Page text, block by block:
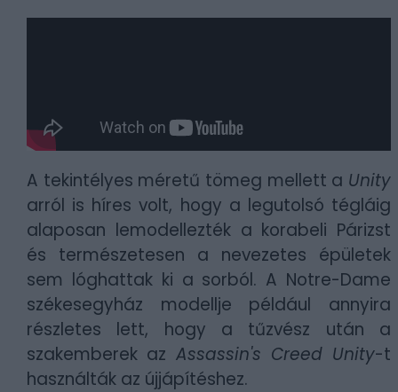
A tekintélyes méretű tömeg mellett a Unity
arról is híres volt, hogy a legutolsó tégláig
alaposan lemodellezték a korabeli Párizst
és természetesen a nevezetes épületek
sem lóghattak ki a sorból. A Notre-Dame
székesegyház modellje például annyira
részletes lett, hogy a tűzvész után a
szakemberek az Assassin's Creed Unity-t
használták az újjápítéshez.